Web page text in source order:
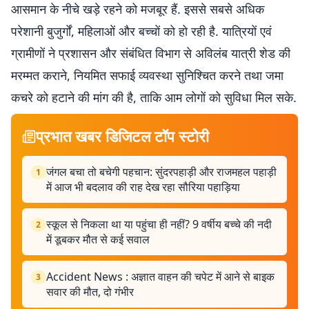
आसमान के नीचे खड़े रहने को मजबूर हैं. इससे सबसे अधिक
परेशानी बुजुर्गों, महिलाओं और बच्चों को हो रही है. यात्रियों एवं
ग्रामीणों ने प्रशासन और संबंधित विभाग से अविलंब यात्री शेड की
मरम्मत कराने, नियमित सफाई व्यवस्था सुनिश्चित करने तथा जमा
कचरे को हटाने की मांग की है, ताकि आम लोगों को सुविधा मिल सके.
प्रभात खबर डिजिटल टॉप स्टोरी
1 जंगल बचा तो बचेगी पहचान: सुंदरपहाड़ी और राजमहल पहाड़ी
में आज भी बदलाव की राह देख रहा सौरिया पहाड़िया
2 स्कूल से निकला था या पहुंचा ही नहीं? 9 वर्षीय बच्चे की नदी
में डूबकर मौत से कई सवाल
3 Accident News : अज्ञात वाहन की चपेट में आने से बाइक
सवार की मौत, दो गंभीर